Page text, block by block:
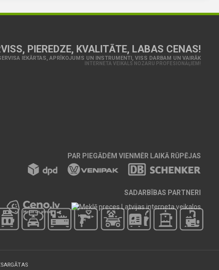
PIEREDZE, KVALITĀTE, LABAS CENAS!
IEKĀRTAS, APRĪKOJUMS UN INSTRUMENTI, VISS DARBAM UN VAIRĀK
INTERNETA VEIKALS NOZARU PROFESIONĀĻIEM!
PAR PIEGĀDĒM VIENMĒR LAIKĀ RŪPĒJAS
SADARBĪBAS PARTNERI